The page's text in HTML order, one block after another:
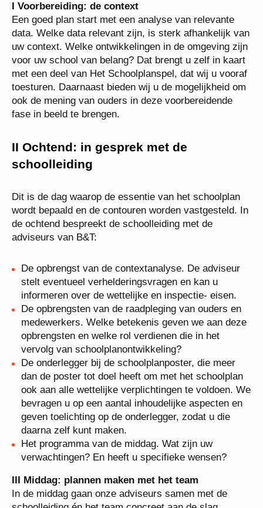
I Voorbereiding: de context
Een goed plan start met een analyse van relevante
data. Welke data relevant zijn, is sterk afhankelijk van
uw context. Welke ontwikkelingen in de omgeving zijn
voor uw school van belang? Dat brengt u zelf in kaart
met een deel van Het Schoolplanspel, dat wij u vooraf
toesturen. Daarnaast bieden wij u de mogelijkheid om
ook de mening van ouders in deze voorbereidende
fase in beeld te brengen.
II Ochtend: in gesprek met de
schoolleiding
Dit is de dag waarop de essentie van het schoolplan
wordt bepaald en de contouren worden vastgesteld. In
de ochtend bespreekt de schoolleiding met de
adviseurs van B&T:
De opbrengst van de contextanalyse. De adviseur
stelt eventueel verhelderingsvragen en kan u
informeren over de wettelijke en inspectie- eisen.
De opbrengsten van de raadpleging van ouders en
medewerkers. Welke betekenis geven we aan deze
opbrengsten en welke rol verdienen die in het
vervolg van schoolplanontwikkeling?
De onderlegger bij de schoolplanposter, die meer
dan de poster tot doel heeft om met het schoolplan
ook aan alle wettelijke verplichtingen te voldoen. We
bevragen u op een aantal inhoudelijke aspecten en
geven toelichting op de onderlegger, zodat u die
daarna zelf kunt maken.
Het programma van de middag. Wat zijn uw
verwachtingen? En heeft u specifieke wensen?
Middag: plannen maken met het team
In de middag gaan onze adviseurs samen met de